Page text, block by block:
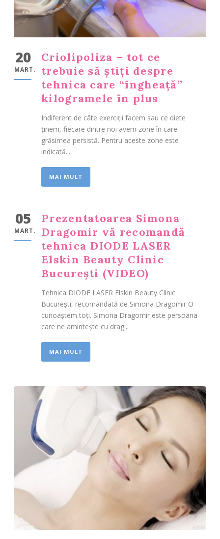
20
MART.
Criolipoliza – tot ce
trebuie să știți despre
tehnica care “îngheață”
kilogramele în plus
Indiferent de câte exerciții facem sau ce diete
ținem, fiecare dintre noi avem zone în care
grăsimea persistă. Pentru aceste zone este
indicată...
MAI MULT
05
MART.
Prezentatoarea Simona
Dragomir vă recomandă
tehnica DIODE LASER
Elskin Beauty Clinic
București (VIDEO)
Tehnica DIODE LASER Elskin Beauty Clinic
București, recomandată de Simona Dragomir O
cunoaștem toți. Simona Dragomir este persoana
care ne amintește cu drag...
MAI MULT